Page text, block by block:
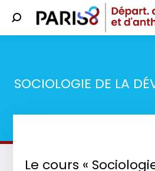
Search:
SOCIOLOGIE DE LA
Le cours «